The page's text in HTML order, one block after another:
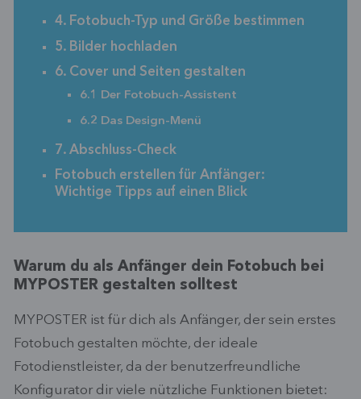
4. Fotobuch-Typ und Größe bestimmen
5. Bilder hochladen
6. Cover und Seiten gestalten
6.1 Der Fotobuch-Assistent
6.2 Das Design-Menü
7. Abschluss-Check
Fotobuch erstellen für Anfänger:
Wichtige Tipps auf einen Blick
Warum du als Anfänger dein Fotobuch bei
MYPOSTER gestalten solltest
MYPOSTER ist für dich als Anfänger, der sein erstes
Fotobuch gestalten möchte, der ideale
Fotodienstleister, da der benutzerfreundliche
Konfigurator dir viele nützliche Funktionen bietet: